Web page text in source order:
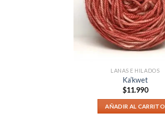
LANAS E HILADOS
Ka’kwet
$11.990
AÑADIR AL CARRITO